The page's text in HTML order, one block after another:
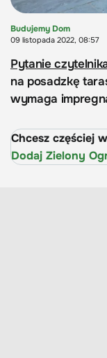
Budujemy Dom
09 listopada 2022, 08:57
Pytanie
na posadzkę
wymaga
Chcesz częściej
Dodaj Zielony